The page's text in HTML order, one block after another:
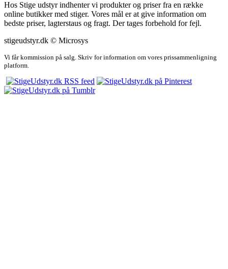
Hos Stige udstyr indhenter vi produkter og priser fra en række
online butikker med stiger. Vores mål er at give information om
bedste priser, lagterstaus og fragt. Der tages forbehold for fejl.
stigeudstyr.dk © Microsys
Vi får kommission på salg. Skriv for information om vores prissammenligning
platform.